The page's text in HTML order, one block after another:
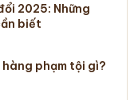
2025: Những
biết
phạm tội gì?